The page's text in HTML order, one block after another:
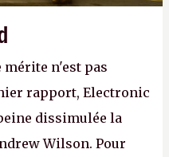
mérite n'est pas
rapport, Electronic
dissimulée la
Wilson. Pour